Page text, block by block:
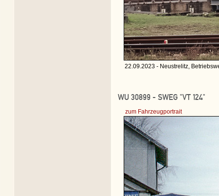
22.09.2023 - Neustrelitz,
WU 30899 - SWEG "VT 124"
zum Fahrzeugportrait